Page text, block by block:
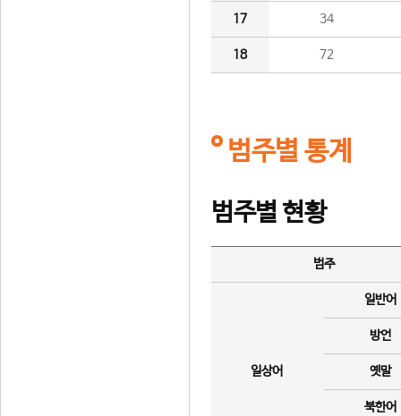
17 34
18 72
범주별 통계
범주별 현황
범주
일상어
일반어
방언
옛말
북한어